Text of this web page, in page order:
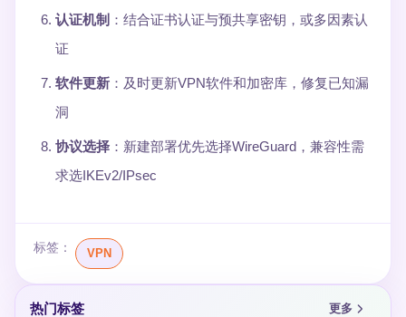
认证机制 ：结合证书认证与预共享密钥，或多因素认
证
软件更新 ：及时更新VPN软件和加密库，修复已知漏
洞
协议选择 ：新建部署优先选择WireGuard，兼容性需
求选IKEv2/IPsec
标签： VPN
热门标签 更多